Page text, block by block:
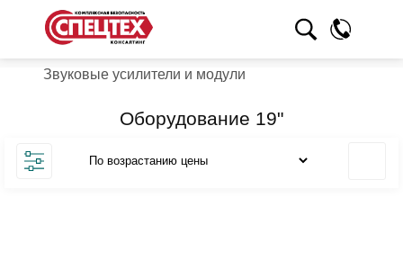
Звуковые усилители и модули
Оборудование 19"